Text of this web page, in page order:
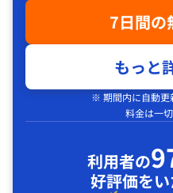
7日間の
もっと
※ 期間内に自動更
料金は一
利用者の
好評価を